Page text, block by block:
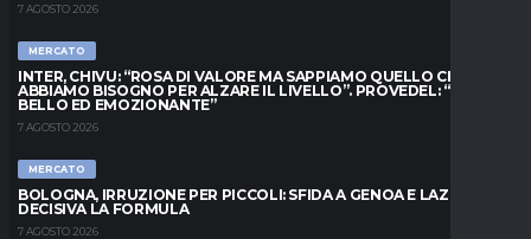
7 AGOSTO 2026
MERCATO
INTER, CHIVU: “ROSA DI VALORE MA SAPPIAMO QUELLO CHE
ABBIAMO BISOGNO PER ALZARE IL LIVELLO”. PROVEDEL: “MESE
BELLO ED EMOZIONANTE”
7 AGOSTO 2026
MERCATO
BOLOGNA, IRRUZIONE PER PICCOLI: SFIDA A GENOA E LAZIO,
DECISIVA LA FORMULA
7 AGOSTO 2026